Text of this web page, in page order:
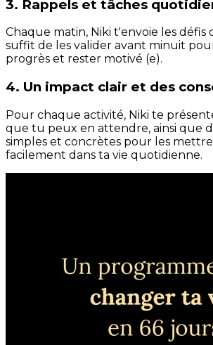
3. Rappels et tâches
Chaque matin, Niki t'envoie les défis
suffit de les valider avant minuit
progrès et rester motivé (e).
4. Un impact clair et des
Pour chaque activité, Niki te
que tu peux en attendre, ainsi que
simples et concrètes pour les
facilement dans ta vie quotidienne.